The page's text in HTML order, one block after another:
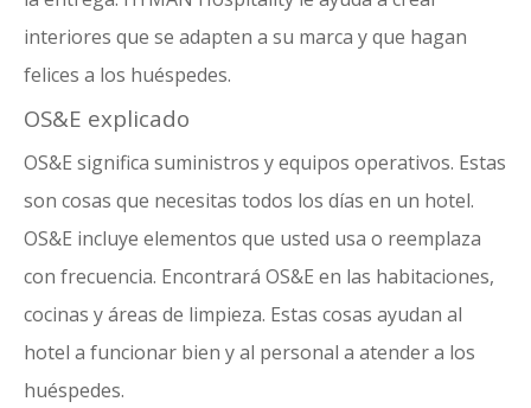
interiores que se adapten a su marca y que hagan
felices a los huéspedes.
OS&E explicado
OS&E significa suministros y equipos operativos. Estas
son cosas que necesitas todos los días en un hotel.
OS&E incluye elementos que usted usa o reemplaza
con frecuencia. Encontrará OS&E en las habitaciones,
cocinas y áreas de limpieza. Estas cosas ayudan al
hotel a funcionar bien y al personal a atender a los
huéspedes.